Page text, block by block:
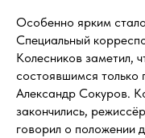
Особенно ярким
Специальный
Колесников заметил,
состоявшимся только
Александр Сокуров.
закончились,
говорил о положении